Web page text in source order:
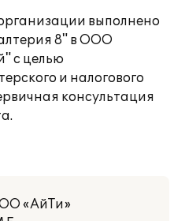
выполнено
8" в ООО
с целью
и налогового
консультация
«АйТи»